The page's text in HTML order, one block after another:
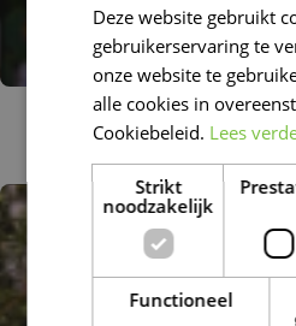
Aster
Aster ageratoides
Deze website gebruikt
gebruikerservaring te
onze website te
alle cookies in
Cookiebeleid. Lees
Strikt
noodzakelijk
Functioneel